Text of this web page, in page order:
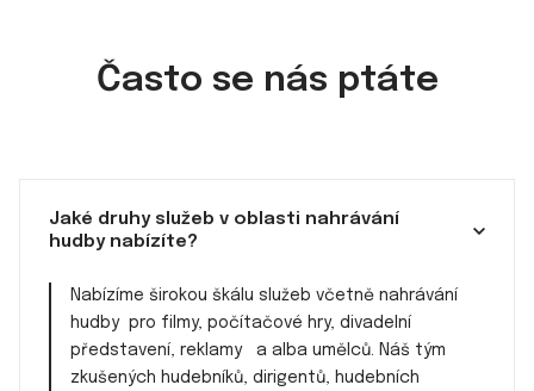
Často se nás ptáte
Jaké druhy služeb v oblasti nahrávání
hudby nabízíte?
Nabízíme širokou škálu služeb včetně nahrávání
hudby pro filmy, počítačové hry, divadelní
představení, reklamy a alba umělců. Náš tým
zkušených hudebníků, dirigentů, hudebních